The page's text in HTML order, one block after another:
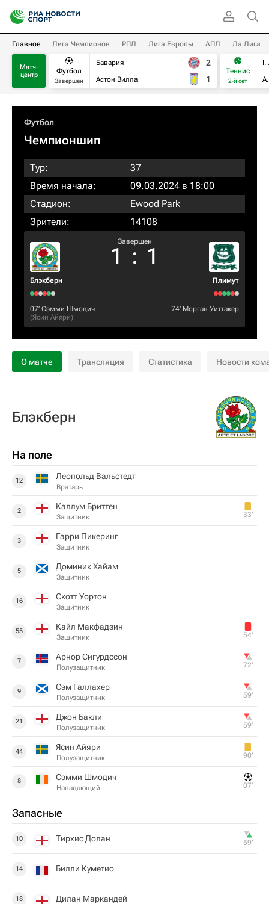
Главное Лига Чемпионов РПЛ Лига Европы АПЛ Ла Лига
Матч-
центр
Футбол
Завершен
Бавария
Астон Вилла
2
1
Теннис
2-й сет
I.
Футбол
Чемпионшип
Тур:
37
Время начала:
09.03.2024 в 18:00
Стадион:
Ewood Park
Зрители:
14108
Блэкберн
Завершен
1 : 1
Плимут
07‎’‎ Сэмми Шмодич
(Ясин Айяри)
74‎’‎ Морган Уиттакер
О матче Трансляция Статистика Новости
Блэкберн
На поле
12 Леопольд Вальстедт
Вратарь
2 Каллум Бриттен
Защитник 33‎’‎
3 Гарри Пикеринг
Защитник
5 Доминик Хайам
Защитник
16 Скотт Уортон
Защитник
55 Кайл Макфадзин
Защитник 54‎’‎
7 Арнор Сигурдссон
Полузащитник 72‎’‎
9 Сэм Галлахер
Полузащитник 59‎’‎
21 Джон Бакли
Полузащитник 59‎’‎
44 Ясин Айяри
Полузащитник 90‎’‎
8 Сэмми Шмодич
Нападающий 07‎’‎
Запасные
10 Тирхис Долан 59‎’‎
14 Билли Куметио
18 Дилан Маркандей